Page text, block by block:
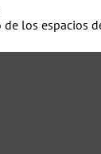
los espacios